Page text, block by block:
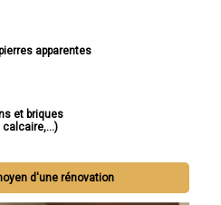
apparentes
et briques
calcaire,...)
d'une rénovation